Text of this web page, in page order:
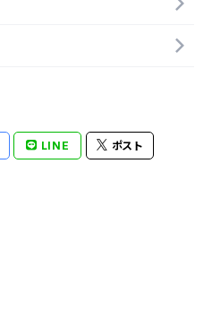
LINE ポスト